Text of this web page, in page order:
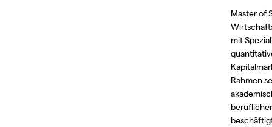
Master of
mit
Rahmen